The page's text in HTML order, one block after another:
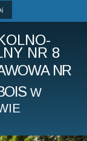
NR 8
NR
W